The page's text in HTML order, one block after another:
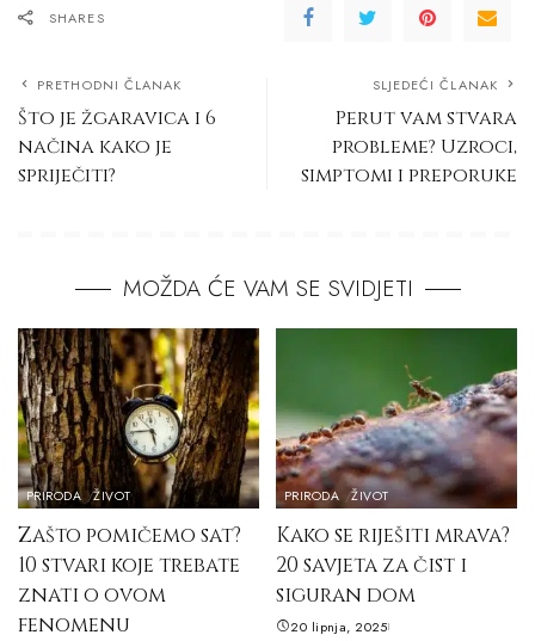
SHARES
PRETHODNI ČLANAK
Što je žgaravica i 6
načina kako je
spriječiti?
SLJEDEĆI ČLANAK
Perut vam stvara
probleme? Uzroci,
simptomi i preporuke
MOŽDA ĆE VAM SE SVIDJETI
PRIRODA ŽIVOT
Zašto pomičemo sat?
10 stvari koje trebate
znati o ovom
fenomenu
PRIRODA ŽIVOT
Kako se riješiti mrava?
20 savjeta za čist i
siguran dom
20 lipnja, 2025